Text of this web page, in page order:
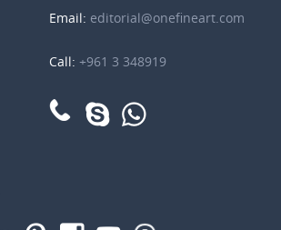
Email: editorial@onefineart.com
Call:+961 3 348919